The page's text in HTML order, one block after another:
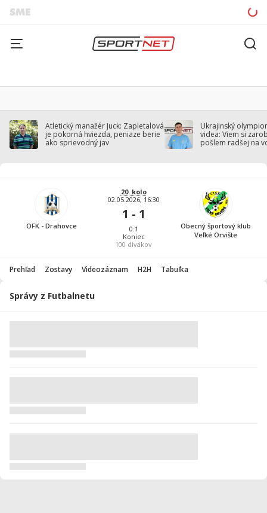
Atletický manažér Juck: Zapletalová
je pokorná hviezda, peniaze berie
ako sprievodný jav
Ukrajinský
videa: Viem si
pošlem radšej na
OFK - Drahovce
20. kolo
02.05.2026, 16:30
1 - 1
0:1
Koniec
100 divákov
Obecný športový klub
Veľké Orvište
Prehľad Zostavy Videozáznam H2H Tabuľka
Správy z Futbalnetu